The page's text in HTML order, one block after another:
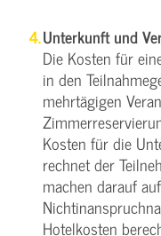
Unterkunft und
Die Kosten für
in den
mehrtägigen
Kosten für die
rechnet der
machen darauf
Hotelkosten